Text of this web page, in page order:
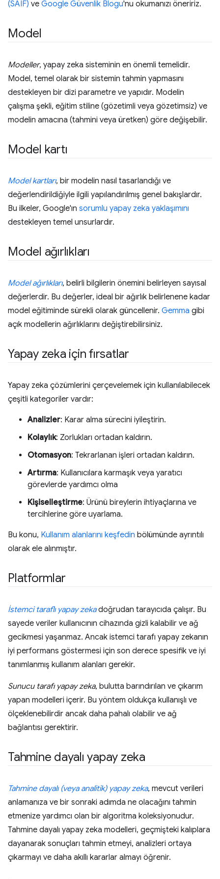
(SAIF) ve Google Güvenlik Blogu'nu okumanızı öneririz.
Model
Modeller, yapay zeka sisteminin en önemli temelidir.
Model, temel olarak bir sistemin tahmin yapmasını
destekleyen bir dizi parametre ve yapıdır. Modelin
çalışma şekli, eğitim stiline (gözetimli veya gözetimsiz) ve
modelin amacına (tahmini veya üretken) göre değişebilir.
Model kartı
Model kartları, bir modelin nasıl tasarlandığı ve
değerlendirildiğiyle ilgili yapılandırılmış genel bakışlardır.
Bu ilkeler, Google'ın sorumlu yapay zeka yaklaşımını
destekleyen temel unsurlardır.
Model ağırlıkları
Model ağırlıkları, belirli bilgilerin önemini belirleyen sayısal
değerlerdir. Bu değerler, ideal bir ağırlık belirlenene kadar
model eğitiminde sürekli olarak güncellenir. Gemma gibi
açık modellerin ağırlıklarını değiştirebilirsiniz.
Yapay zeka için fırsatlar
Yapay zeka çözümlerini çerçevelemek için kullanılabilecek
çeşitli kategoriler vardır:
Analizler: Karar alma sürecini iyileştirin.
Kolaylık: Zorlukları ortadan kaldırın.
Otomasyon: Tekrarlanan işleri ortadan kaldırın.
Artırma: Kullanıcılara karmaşık veya yaratıcı
görevlerde yardımcı olma
Kişiselleştirme: Ürünü bireylerin ihtiyaçlarına ve
tercihlerine göre uyarlama.
Bu konu, Kullanım alanlarını keşfedin bölümünde ayrıntılı
olarak ele alınmıştır.
Platformlar
İstemci taraflı yapay zekadoğrudan tarayıcıda çalışır. Bu
sayede veriler kullanıcının cihazında gizli kalabilir ve ağ
gecikmesi yaşanmaz. Ancak istemci tarafı yapay zekanın
iyi performans göstermesi için son derece spesifik ve iyi
tanımlanmış kullanım alanları gerekir.
Sunucu tarafı yapay zeka, bulutta barındırılan ve çıkarım
yapan modelleri içerir. Bu yöntem oldukça kullanışlı ve
ölçeklenebilirdir ancak daha pahalı olabilir ve ağ
bağlantısı gerektirir.
Tahmine dayalı yapay zeka
Tahmine dayalı (veya analitik) yapay zeka, mevcut verileri
anlamanıza ve bir sonraki adımda ne olacağını tahmin
etmenize yardımcı olan bir algoritma koleksiyonudur.
Tahmine dayalı yapay zeka modelleri, geçmişteki kalıplara
dayanarak sonuçları tahmin etmeyi, analizleri ortaya
çıkarmayı ve daha akıllı kararlar almayı öğrenir.